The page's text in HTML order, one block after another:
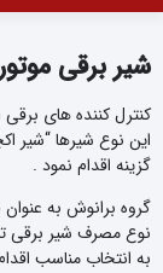
شیر برقی
این نوع شیرها “شیر
گزینه اقدام نمود .
گروه برانوش به
نوع مصرف شیر برقی
به انتخاب مناسب